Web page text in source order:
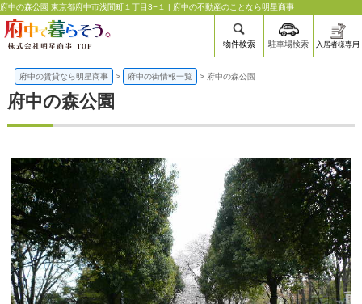
府中の森公園 東京都府中市浅間町１丁目3−１ | 府中の不動産のことなら明星商事
物件検索 駐車場検索 入居者様専用
府中の賃貸なら明星商事 > 府中の街情報一覧 > 府中の森公園
府中の森公園